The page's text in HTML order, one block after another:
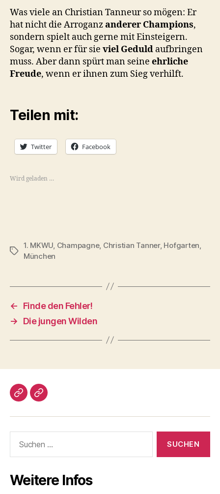
Was viele an Christian Tanneur so mögen: Er
hat nicht die Arroganzanderer Champions,
sondern spielt auch gerne mit Einsteigern.
Sogar, wenn er für sie viel Geduld aufbringen
muss. Aber dann spürt man seine ehrliche
Freude, wenn er ihnen zum Sieg verhilft.
Teilen mit:
Twitter Facebook
Wird geladen …
Schlagwörter
1. MKWU, Champagne, Christian Tanner, Hofgarten,
München
←
Finde den Fehler!
→
Die jungen Wilden
Impressum/DatSchutz
Beliebte
nach:
Weitere Infos